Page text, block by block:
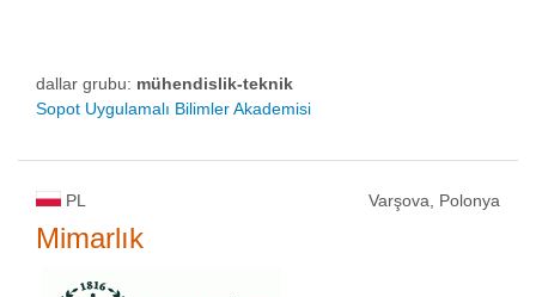
dallar grubu: mühendislik-teknik
Sopot Uygulamalı Bilimler Akademisi
PL Varşova, Polonya
Mimarlık